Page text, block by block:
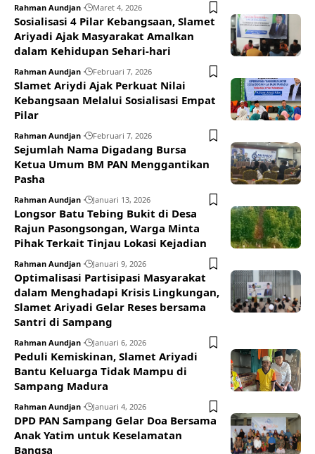
Rahman Aundjan Maret 4, 2026
Sosialisasi 4 Pilar Kebangsaan, Slamet
Ariyadi Ajak Masyarakat Amalkan
dalam Kehidupan Sehari-hari
Rahman Aundjan Februari 7, 2026
Slamet Ariydi Ajak Perkuat Nilai
Kebangsaan Melalui Sosialisasi Empat
Pilar
Rahman Aundjan Februari 7, 2026
Sejumlah Nama Digadang Bursa
Ketua Umum BM PAN Menggantikan
Pasha
Rahman Aundjan Januari 13, 2026
Longsor Batu Tebing Bukit di Desa
Rajun Pasongsongan, Warga Minta
Pihak Terkait Tinjau Lokasi Kejadian
Rahman Aundjan Januari 9, 2026
Optimalisasi Partisipasi Masyarakat
dalam Menghadapi Krisis Lingkungan,
Slamet Ariyadi Gelar Reses bersama
Santri di Sampang
Rahman Aundjan Januari 6, 2026
Peduli Kemiskinan, Slamet Ariyadi
Bantu Keluarga Tidak Mampu di
Sampang Madura
Rahman Aundjan Januari 4, 2026
DPD PAN Sampang Gelar Doa Bersama
Anak Yatim untuk Keselamatan
Bangsa